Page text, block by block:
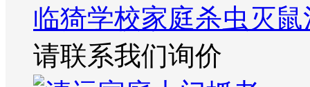
临猗学校家庭杀虫灭
请联系我们询价